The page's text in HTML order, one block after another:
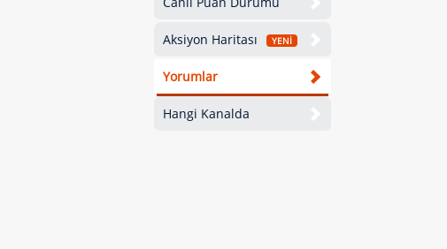
Aksiyon Haritası YENİ
Yorumlar
Hangi Kanalda